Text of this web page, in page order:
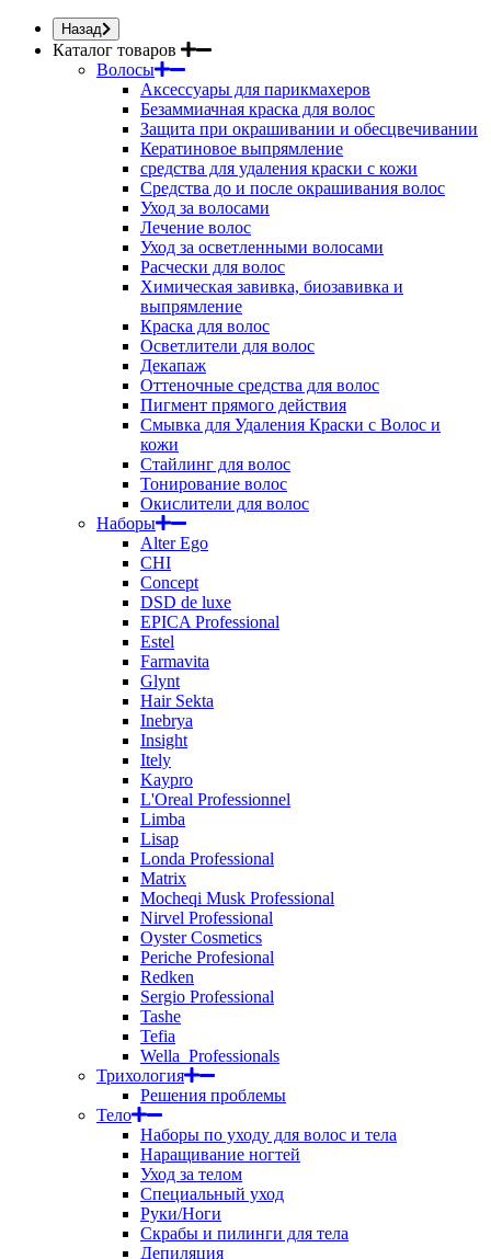
Назад
Каталог товаров
Волосы
Аксессуары для парикмахеров
Безаммиачная краска для волос
Защита при окрашивании и обесцвечивании
Кератиновое выпрямление
средства для удаления краски с кожи
Средства до и после окрашивания волос
Уход за волосами
Лечение волос
Уход за осветленными волосами
Расчески для волос
Химическая завивка, биозавивка и
выпрямление
Краска для волос
Осветлители для волос
Декапаж
Оттеночные средства для волос
Пигмент прямого действия
Смывка для Удаления Краски с Волос и
кожи
Стайлинг для волос
Тонирование волос
Окислители для волос
Наборы
Alter Ego
CHI
Concept
DSD de luxe
EPICA Professional
Estel
Farmavita
Glynt
Hair Sekta
Inebrya
Insight
Itely
Kaypro
L'Oreal Professionnel
Limba
Lisap
Londa Professional
Matrix
Mocheqi Musk Professional
Nirvel Professional
Oyster Cosmetics
Periche Profesional
Redken
Sergio Professional
Tashe
Tefia
Wella_Professionals
Трихология
Решения проблемы
Тело
Наборы по уходу для волос и тела
Наращивание ногтей
Уход за телом
Специальный уход
Руки/Ноги
Скрабы и пилинги для тела
Депиляция